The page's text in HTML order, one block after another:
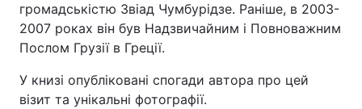
громадськістю Звіад Чумбурідзе. Раніше, в 2003-
2007 роках він був Надзвичайним і Повноважним
Послом Грузії в Греції.
У книзі опубліковані спогади автора про цей
візит та унікальні фотографії.